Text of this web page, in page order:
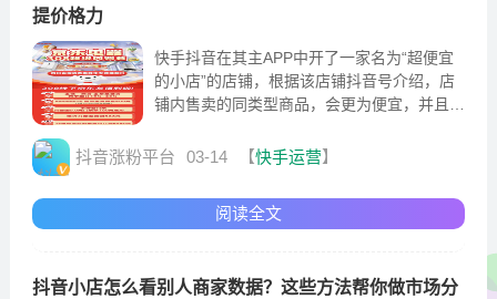
提价格力
快手抖音在其主APP中开了一家名为“超便宜
的小店”的店铺，根据该店铺抖音号介绍，店
铺内售卖的同类型商品，会更为便宜，并且每
120天
抖音涨粉平台 03-14 【快手运营】
阅读全文
抖音小店怎么看别人商家数据？这些方法帮你做市场分